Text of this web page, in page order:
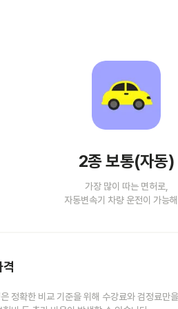
2종 보통(자동)
가장 많이 따는 면허로,
자동변속기 차량 운전이 가능
정확한 비교 기준을 위해 수강료와 검정료만